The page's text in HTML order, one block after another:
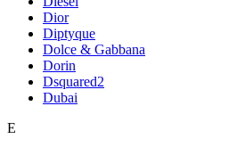
Dior
Diptyque
Dolce & Gabbana
Dorin
Dsquared2
Dubai
E